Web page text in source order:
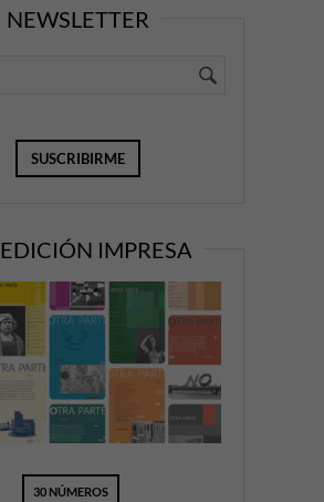
NEWSLETTER
EDICIÓN IMPRESA
30 NÚMEROS